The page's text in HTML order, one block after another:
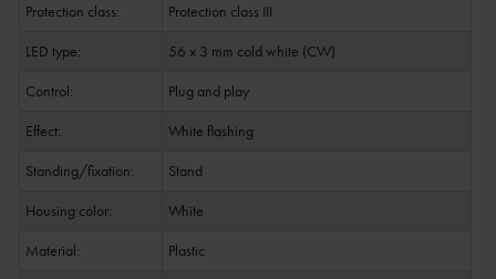
Protection class:
Protection class III
LED type:
56 x 3 mm cold white (CW)
Control:
Plug and play
Effect:
White flashing
Standing/fixation:
Stand
Housing color:
White
Material:
Plastic